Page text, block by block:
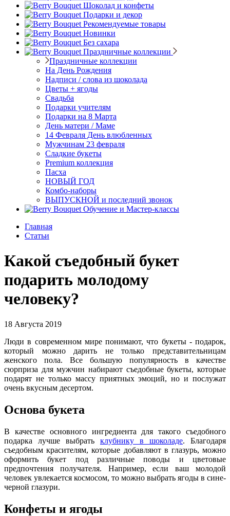
Шоколад и конфеты
Подарки и декор
Рекомендуемые товары
Новинки
Без сахара
Праздничные коллекции
Праздничные коллекции
На День Рождения
Надписи / слова из шоколада
Цветы + ягоды
Свадьба
Подарки учителям
Подарки на 8 Марта
День матери / Маме
14 Февраля День влюбленных
Мужчинам 23 февраля
Сладкие букеты
Premium коллекция
Пасха
НОВЫЙ ГОД
Комбо-наборы
ВЫПУСКНОЙ и последний звонок
Обучение и Мастер-классы
Главная
Статьи
Какой съедобный букет
подарить молодому
человеку?
18 Августа 2019
Люди в современном мире понимают, что букеты - подарок,
который можно дарить не только представительницам
женского пола. Все большую популярность в качестве
сюрприза для мужчин набирают съедобные букеты, которые
подарят не только массу приятных эмоций, но и послужат
очень вкусным десертом.
Основа букета
В качестве основного ингредиента для такого съедобного
подарка лучше выбрать клубнику в шоколаде. Благодаря
съедобным красителям, которые добавляют в глазурь, можно
оформить букет под различные поводы и цветовые
предпочтения получателя. Например, если ваш молодой
человек увлекается космосом, то можно выбрать ягоды в сине-
черной глазури.
Конфеты и ягоды